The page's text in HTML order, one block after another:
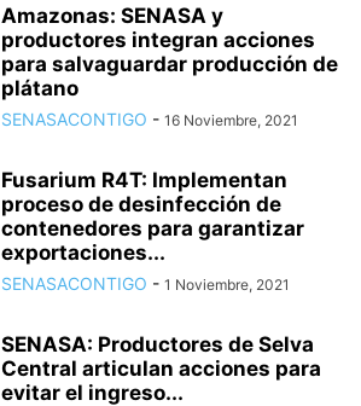
Amazonas: SENASA y
productores integran acciones
para salvaguardar producción de
plátano
SENASACONTIGO - 16 Noviembre, 2021
Fusarium R4T: Implementan
proceso de desinfección de
contenedores para garantizar
exportaciones...
SENASACONTIGO - 1 Noviembre, 2021
SENASA: Productores de Selva
Central articulan acciones para
evitar el ingreso...